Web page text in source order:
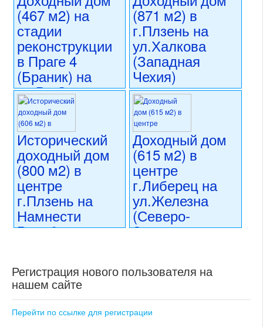
регион:Северная Чехия
раздел: объекты для
коммерческого использования
состояние: новостройка
номер объекта:20524
коммерческого использования
состояние: стандарт
номер объекта:
20475
(467 м2) на
стадии
реконструкции
в Праге 4
(Браник) на
ул.Ве Студенем
30 840 000 CZK
регион:Прага 4
раздел: объекты для
коммерческого использования
состояние: незавершенное
строительство
номер объекта: 20467
(871 м2) в
г.Плзень на
ул.Халкова
(Западная
Чехия)
36 000 000 CZK
регион:Западная Чехия
раздел: объекты для
коммерческого использования
состояние: стандарт
номер объекта: 20409
Исторический
доходный дом
(800 м2) в
центре
г.Плзень на
Намнести
Републики
32 900 000 CZK
регион:Западная Чехия
раздел: объекты для
коммерческого использования
Доходный дом
(615 м2) в
центре
г.Либерец на
ул.Железна
(Северо-
Западная
регион:Северная Чехия
коммерческого использования
состояние: стандарт
Регистрация нового пользователя на
нашем сайте
Перейти по ссылке для регистрации